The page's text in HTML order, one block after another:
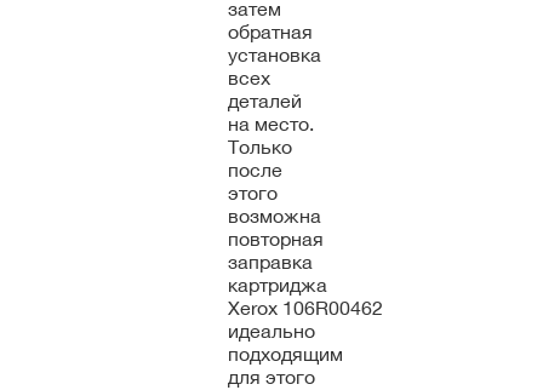
затем
обратная
установка
всех
деталей
на место.
Только
после
этого
возможна
повторная
заправка
картриджа
Xerox 106R00462
идеально
подходящим
для этого